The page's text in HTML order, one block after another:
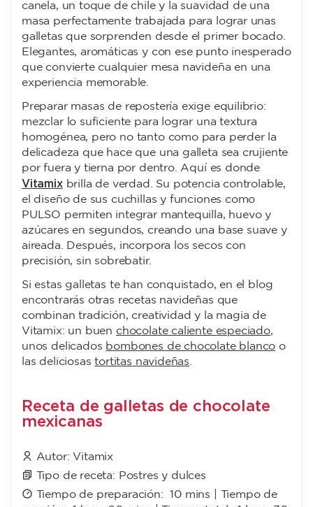
canela, un toque de chile y la suavidad de una
masa perfectamente trabajada para lograr unas
galletas que sorprenden desde el primer bocado.
Elegantes, aromáticas y con ese punto inesperado
que convierte cualquier mesa navideña en una
experiencia memorable.
Preparar masas de repostería exige equilibrio:
mezclar lo suficiente para lograr una textura
homogénea, pero no tanto como para perder la
delicadeza que hace que una galleta sea crujiente
por fuera y tierna por dentro. Aquí es donde
Vitamixbrilla de verdad. Su potencia controlable,
el diseño de sus cuchillas y funciones como
PULSO permiten integrar mantequilla, huevo y
azúcares en segundos, creando una base suave y
aireada. Después, incorpora los secos con
precisión, sin sobrebatir.
Si estas galletas te han conquistado, en el blog
encontrarás otras recetas navideñas que
combinan tradición, creatividad y la magia de
Vitamix: un buen chocolate caliente especiado,
unos delicados bombones de chocolate blanco o
las deliciosastortitas navideñas.
Receta de galletas de chocolate
mexicanas
Autor: Vitamix
Tipo de receta: Postres y dulces
Tiempo de preparación:10 mins | Tiempo de